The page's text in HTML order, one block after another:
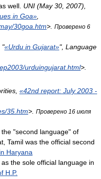
well. UNI (May 30, 2007),
in Goa»
30goa.htm>
Проверено 6
"«Urdu in Gujarat»", Language
urduingujarat.html>
«42nd report: July 2003 -
35.htm>
Проверено 16 июля
"second language" of
Tamil was the official second
Haryana
the sole official language in
H.P.